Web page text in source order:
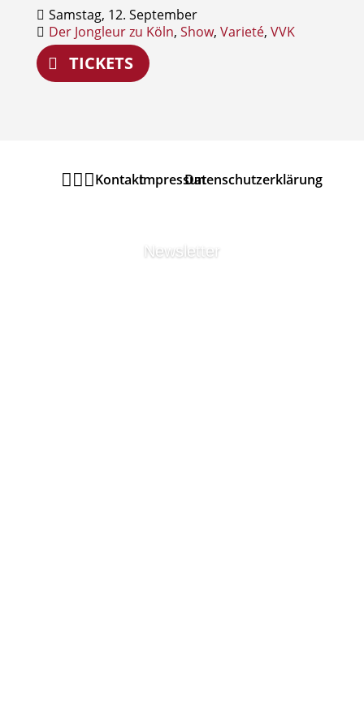
Samstag, 12. September
Der Jongleur zu Köln, Show, Varieté, VVK
TICKETS
KontaktImpressumDatenschutzerklärung
Newsletter